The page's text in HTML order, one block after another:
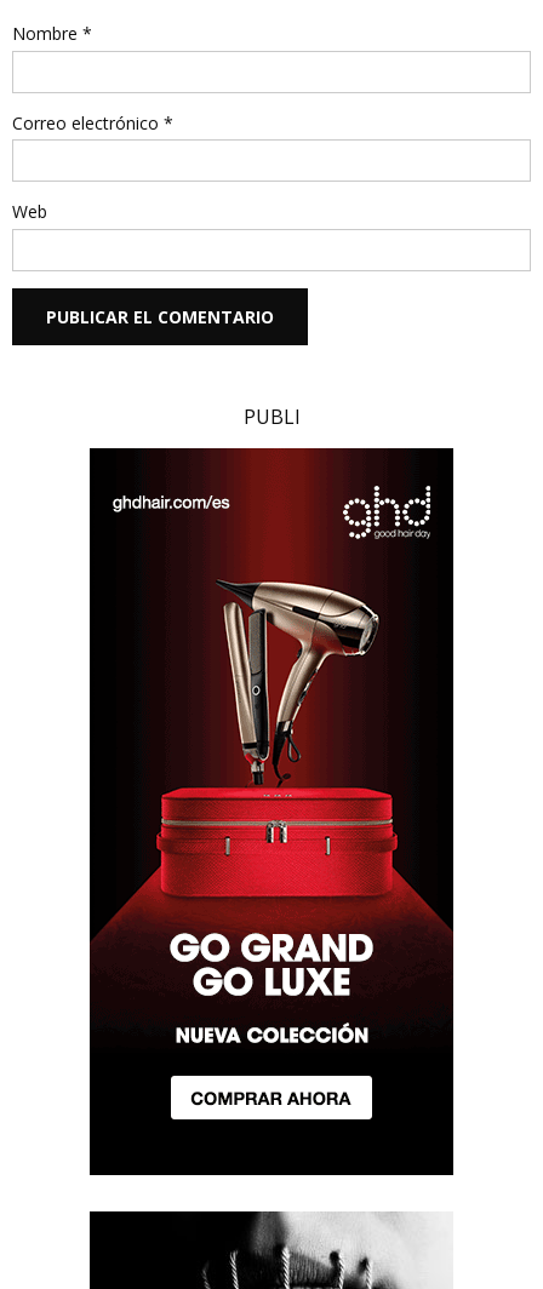
Nombre *
Correo electrónico *
Web
PUBLI